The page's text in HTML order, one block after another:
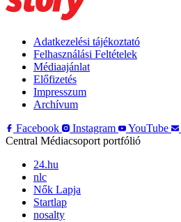
Adatkezelési tájékoztató
Felhasználási Feltételek
Médiaajánlat
Előfizetés
Impresszum
Archívum
Facebook
Instagram YouTube
Central Médiacsoport portfólió
24.hu
nlc
Nők Lapja
Startlap
nosalty